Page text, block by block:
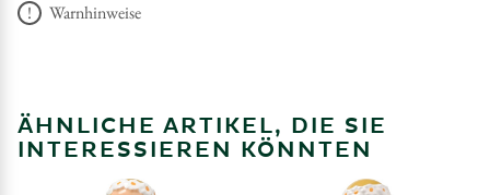
Warnhinweise
ÄHNLICHE ARTIKEL, DIE SIE
INTERESSIEREN KÖNNTEN